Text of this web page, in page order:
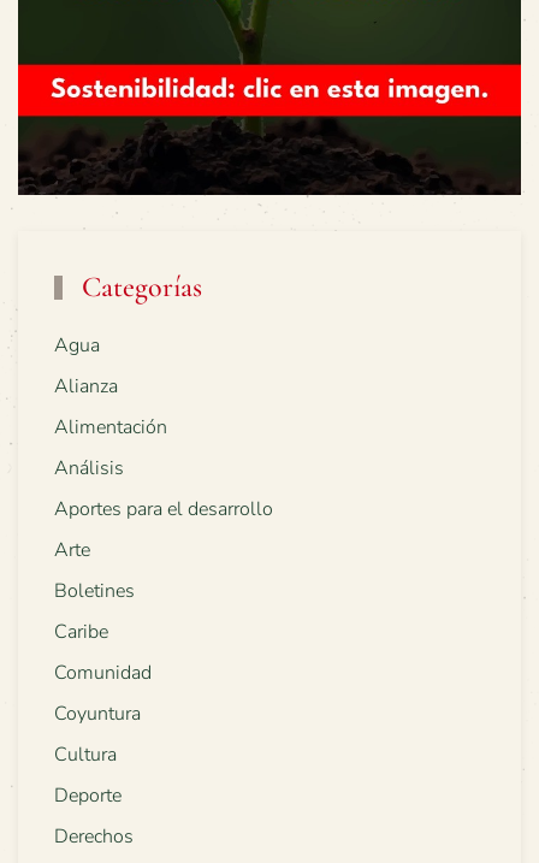
Categorías
Agua
Alianza
Alimentación
Análisis
Aportes para el desarrollo
Arte
Boletines
Caribe
Comunidad
Coyuntura
Cultura
Deporte
Derechos